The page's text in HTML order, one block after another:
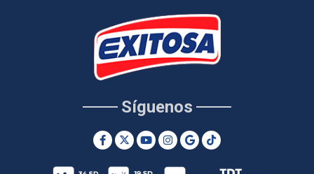
Síguenos